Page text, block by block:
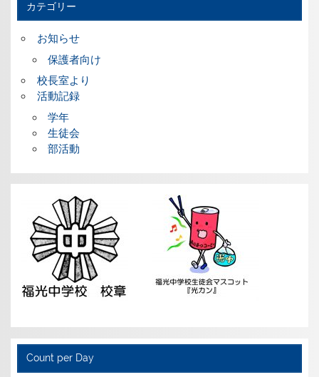
カテゴリー
お知らせ
保護者向け
校長室より
活動記録
学年
生徒会
部活動
Count per Day